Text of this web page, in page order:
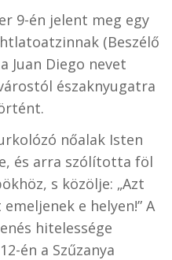
9-én jelent meg egy
(Beszélő
Juan Diego nevet
északnyugatra
nőalak Isten
és arra szólította föl
s közölje: „Azt
e helyen!” A
hitelessége
én a Szűzanya